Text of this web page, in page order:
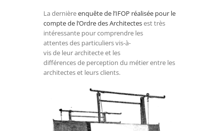
La dernièreenquête de l’IFOP réalisée pour le
compte de l’Ordre des Architectesest très
intéressante pour comprendre les
attentes des particuliers vis-à-
vis de leur architecte et les
différences de perception du métier entre les
architectes et leurs clients.